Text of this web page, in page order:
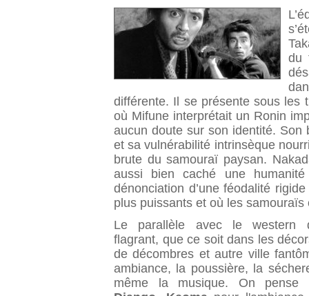
du
différente. Il se présente sous les
où Mifune interprétait un Ronin
aucun doute sur son identité.
et sa vulnérabilité intrinsèque
brute du samouraï paysan.
aussi bien caché une
dénonciation d’une féodalité
plus puissants et où les
Le parallèle avec le western
flagrant, que ce soit dans les
de décombres et autre ville
ambiance, la poussière, la
même la musique. On pense